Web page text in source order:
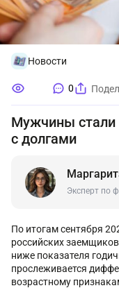
Новости
0
Мужчины стали
с долгами
Эксперт по
По итогам сентября
российских
ниже показателя
прослеживается
возрастному